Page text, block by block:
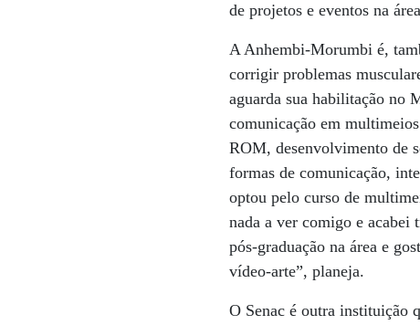
de projetos e eventos na
A Anhembi-Morumbi é,
corrigir problemas
aguarda sua habilitação no
comunicação em
ROM, desenvolvimento de
formas de comunicação,
optou pelo curso de
nada a ver comigo e
pós-graduação na área e
vídeo-arte”, planeja.
O Senac é outra instituição